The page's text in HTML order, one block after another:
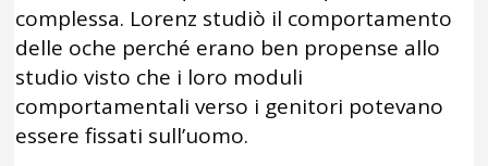
complessa. Lorenz studiò il comportamento
delle oche perché erano ben propense allo
studio visto che i loro moduli
comportamentali verso i genitori potevano
essere fissati sull’uomo.